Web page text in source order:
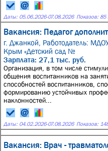
Даты: 05.06.2026-07.08.2026 Показов: 85
Вакансия: Педагог
г. Джанкой, Работодатель:
Крым «Детский сад №
Зарплата: 27,1 тыс. руб.
Организация, в том числе
общения воспитанников на
способностей воспитанников,
формированию устойчивых
наклонностей...
Даты: 04.02.2026-07.08.2026 Показов:
Вакансия: Врач -